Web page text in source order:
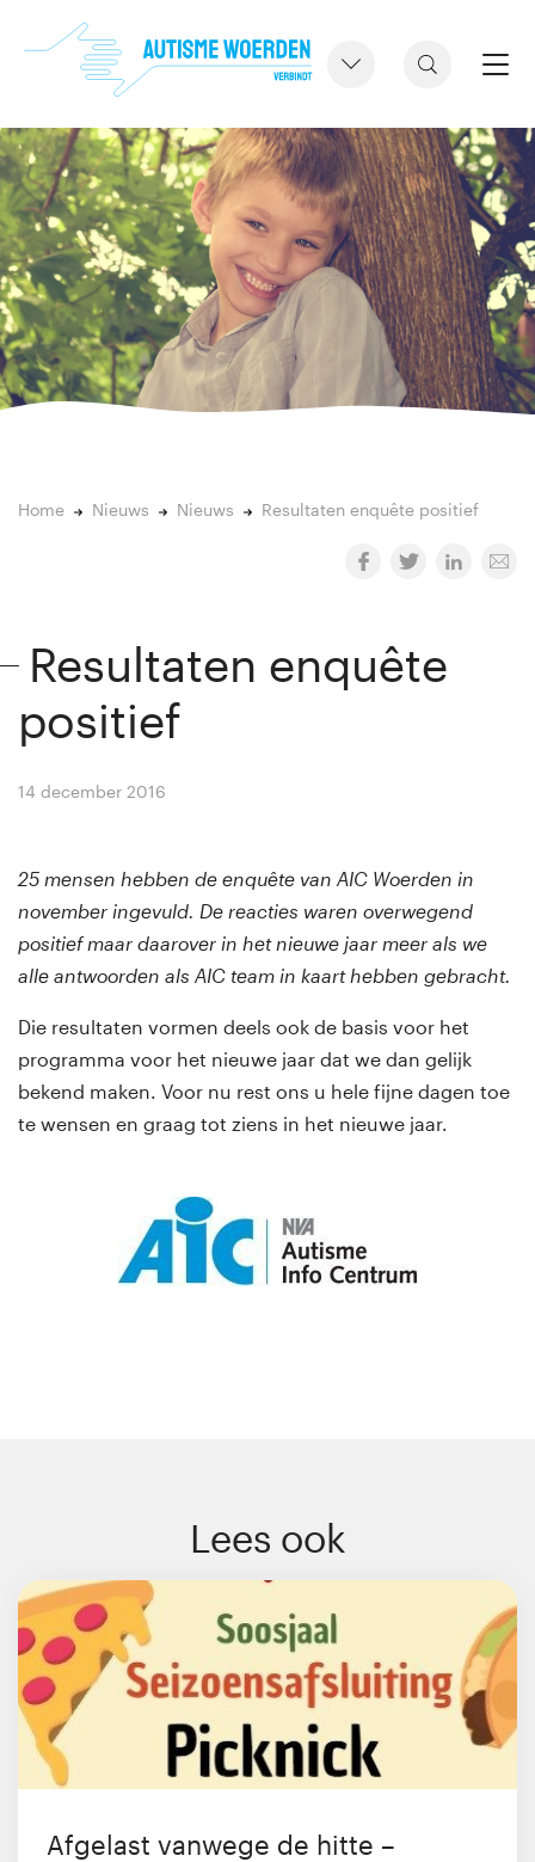
Home Nieuws Nieuws Resultaten enquête positief
Resultaten enquête
positief
14 december 2016
25 mensen hebben de enquête van AIC Woerden in
november ingevuld. De reacties waren overwegend
positief maar daarover in het nieuwe jaar meer als we
alle antwoorden als AIC team in kaart hebben gebracht.
Die resultaten vormen deels ook de basis voor het
programma voor het nieuwe jaar dat we dan gelijk
bekend maken. Voor nu rest ons u hele fijne dagen toe
te wensen en graag tot ziens in het nieuwe jaar.
Lees ook
Afgelast vanwege de hitte –